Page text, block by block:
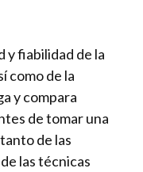
y fiabilidad de la
como de la
y compara​
de tomar una
de las
las técnicas